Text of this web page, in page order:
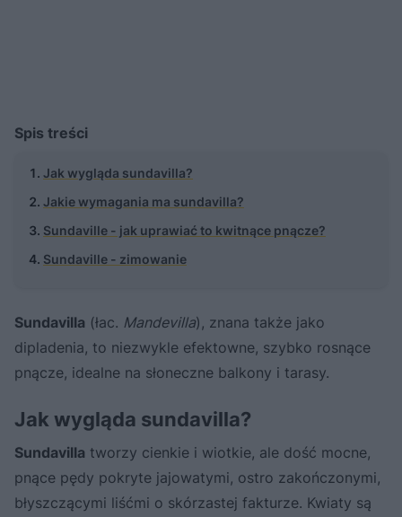
Spis treści
Jak wygląda sundavilla?
Jakie wymagania ma sundavilla?
Sundaville - jak uprawiać to kwitnące pnącze?
Sundaville - zimowanie
Sundavilla (łac. Mandevilla), znana także jako
dipladenia, to niezwykle efektowne, szybko rosnące
pnącze, idealne na słoneczne balkony i tarasy.
Jak wygląda sundavilla?
Sundavilla tworzy cienkie i wiotkie, ale dość mocne,
pnące pędy pokryte jajowatymi, ostro zakończonymi,
błyszczącymi liśćmi o skórzastej fakturze. Kwiaty są